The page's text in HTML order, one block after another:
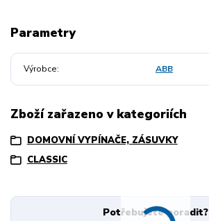
Parametry
Výrobce ABB
Zboží zařazeno v kategoriích
DOMOVNÍ VYPÍNAČE, ZÁSUVKY
CLASSIC
Potřebujete poradit?